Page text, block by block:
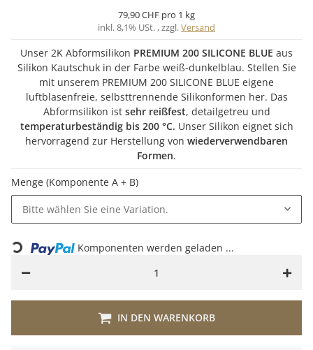
79,90 CHF pro 1 kg
inkl. 8,1% USt. , zzgl.Versand
Unser 2K Abformsilikon PREMIUM 200 SILICONE BLUE aus
Silikon Kautschuk in der Farbe weiß-dunkelblau. Stellen Sie
mit unserem PREMIUM 200 SILICONE BLUE eigene
luftblasenfreie, selbsttrennende Silikonformen her. Das
Abformsilikon ist sehr reißfest, detailgetreu und
temperaturbeständig bis 200 °C. Unser Silikon eignet sich
hervorragend zur Herstellung von wiederverwendbaren
Formen.
Menge (Komponente A + B)
Bitte wählen Sie eine Variation.
IN DEN WARENKORB
Komponenten werden geladen ...